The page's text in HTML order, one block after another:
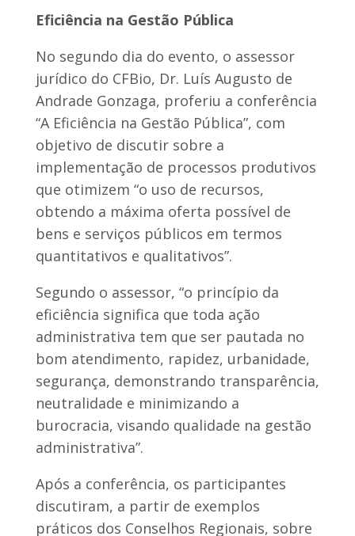
Eficiência na Gestão Pública
No segundo dia do evento, o assessor
jurídico do CFBio, Dr. Luís Augusto de
Andrade Gonzaga, proferiu a conferência
“A Eficiência na Gestão Pública”, com
objetivo de discutir sobre a
implementação de processos produtivos
que otimizem “o uso de recursos,
obtendo a máxima oferta possível de
bens e serviços públicos em termos
quantitativos e qualitativos”.
Segundo o assessor, “o princípio da
eficiência significa que toda ação
administrativa tem que ser pautada no
bom atendimento, rapidez, urbanidade,
segurança, demonstrando transparência,
neutralidade e minimizando a
burocracia, visando qualidade na gestão
administrativa”.
Após a conferência, os participantes
discutiram, a partir de exemplos
práticos dos Conselhos Regionais, sobre